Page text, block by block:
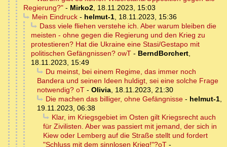
Regierung?" - Mirko2, 18.11.2023, 15:03
Mein Eindruck- helmut-1, 18.11.2023, 15:36
Dass viele fliehen verstehe ich. Aber warum bleiben die
meisten - ohne gegen die Regierung und den Krieg zu
protestieren? Hat die Ukraine eine Stasi/Gestapo mit
politischen Gefängnissen? owT - BerndBorchert,
18.11.2023, 15:49
Du meinst, bei einem Regime, das immer noch
Bandera und seinen Ideen huldigt, sei eine solche Frage
notwendig? oT - Olivia, 18.11.2023, 21:30
Die machen das billiger, ohne Gefängnisse- helmut-1,
19.11.2023, 06:38
Klar, im Kriegsgebiet im Osten gilt Kriegsrecht auch
für Zivilisten. Aber was passiert mit jemand, der sich in
Kiew oder Lemberg auf die Straße stellt und fordert
"Schluss mit dem sinnlosen Krieg!"?oT -